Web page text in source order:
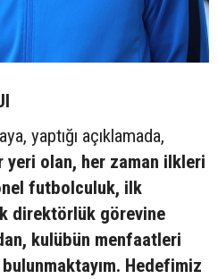
yaptığı açıklamada,
olan, her zaman ilkleri
futbolculuk, ilk
direktörlük görevine
kulübün menfaatleri
Hedefimiz